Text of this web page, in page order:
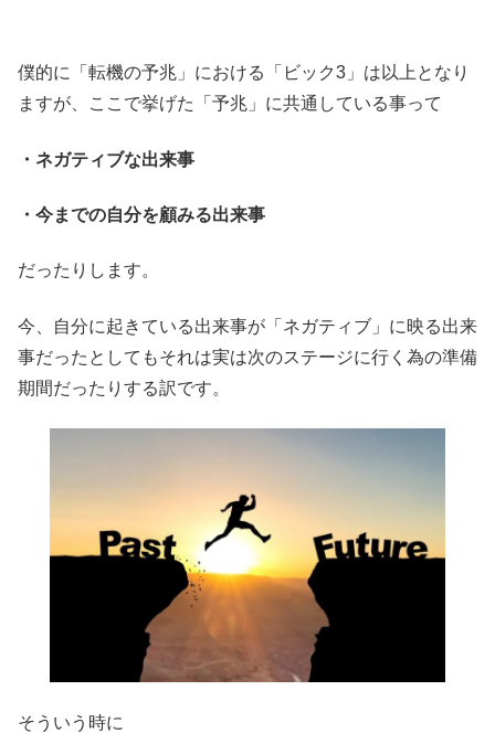
僕的に「転機の予兆」における「ビック3」は以上となり
ますが、ここで挙げた「予兆」に共通している事って
・ネガティブな出来事
・今までの自分を顧みる出来事
だったりします。
今、自分に起きている出来事が「ネガティブ」に映る出来
事だったとしてもそれは実は次のステージに行く為の準備
期間だったりする訳です。
そういう時に